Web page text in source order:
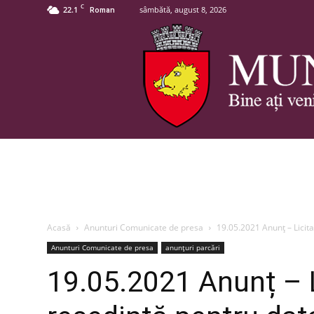
22.1 C Roman sâmbătă, august 8, 2026
Acasă Anunturi Comunicate de presa 19.05.2021 Anunț –
Anunturi Comunicate de presa anunțuri parcări
19.05.2021 Anunț –